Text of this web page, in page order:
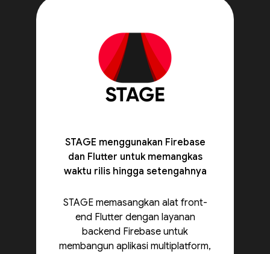
STAGE menggunakan Firebase
dan Flutter untuk memangkas
waktu rilis hingga setengahnya
STAGE memasangkan alat front-
end Flutter dengan layanan
backend Firebase untuk
membangun aplikasi multiplatform,